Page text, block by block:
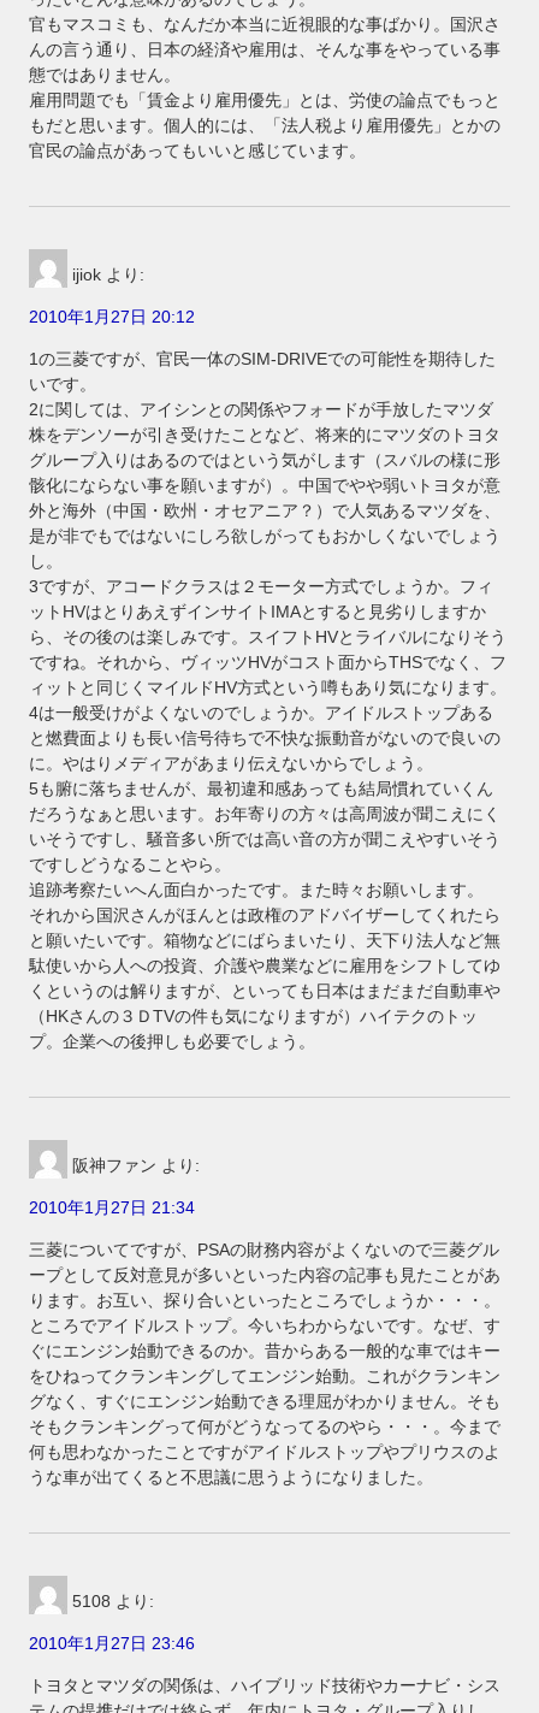
官もマスコミも、なんだか本当に近視眼的な事ばかり。国沢さ
んの言う通り、日本の経済や雇用は、そんな事をやっている事
態ではありません。
雇用問題でも「賃金より雇用優先」とは、労使の論点でもっと
もだと思います。個人的には、「法人税より雇用優先」とかの
官民の論点があってもいいと感じています。
ijiok より:
2010年1月27日 20:12
1の三菱ですが、官民一体のSIM-DRIVEでの可能性を期待した
いです。
2に関しては、アイシンとの関係やフォードが手放したマツダ
株をデンソーが引き受けたことなど、将来的にマツダのトヨタ
グループ入りはあるのではという気がします（スバルの様に形
骸化にならない事を願いますが）。中国でやや弱いトヨタが意
外と海外（中国・欧州・オセアニア？）で人気あるマツダを、
是が非でもではないにしろ欲しがってもおかしくないでしょう
し。
3ですが、アコードクラスは２モーター方式でしょうか。フィ
ットHVはとりあえずインサイトIMAとすると見劣りしますか
ら、その後のは楽しみです。スイフトHVとライバルになりそう
ですね。それから、ヴィッツHVがコスト面からTHSでなく、フ
ィットと同じくマイルドHV方式という噂もあり気になります。
4は一般受けがよくないのでしょうか。アイドルストップある
と燃費面よりも長い信号待ちで不快な振動音がないので良いの
に。やはりメディアがあまり伝えないからでしょう。
5も腑に落ちませんが、最初違和感あっても結局慣れていくん
だろうなぁと思います。お年寄りの方々は高周波が聞こえにく
いそうですし、騒音多い所では高い音の方が聞こえやすいそう
ですしどうなることやら。
追跡考察たいへん面白かったです。また時々お願いします。
それから国沢さんがほんとは政権のアドバイザーしてくれたら
と願いたいです。箱物などにばらまいたり、天下り法人など無
駄使いから人への投資、介護や農業などに雇用をシフトしてゆ
くというのは解りますが、といっても日本はまだまだ自動車や
（HKさんの３ＤTVの件も気になりますが）ハイテクのトッ
プ。企業への後押しも必要でしょう。
阪神ファン より:
2010年1月27日 21:34
三菱についてですが、PSAの財務内容がよくないので三菱グル
ープとして反対意見が多いといった内容の記事も見たことがあ
ります。お互い、探り合いといったところでしょうか・・・。
ところでアイドルストップ。今いちわからないです。なぜ、す
ぐにエンジン始動できるのか。昔からある一般的な車ではキー
をひねってクランキングしてエンジン始動。これがクランキン
グなく、すぐにエンジン始動できる理屈がわかりません。そも
そもクランキングって何がどうなってるのやら・・・。今まで
何も思わなかったことですがアイドルストップやプリウスのよ
うな車が出てくると不思議に思うようになりました。
5108 より:
2010年1月27日 23:46
トヨタとマツダの関係は、ハイブリッド技術やカーナビ・シス